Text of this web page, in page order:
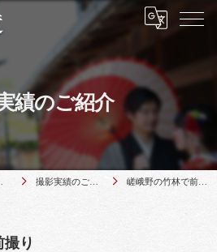
績のご紹介
撮影実績のご紹介 嵯峨野の竹林で前撮り
り